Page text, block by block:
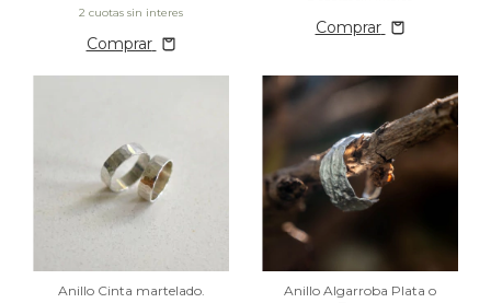
Comprar
Comprar
Anillo Cinta martelado.
Anillo Algarroba Plata o